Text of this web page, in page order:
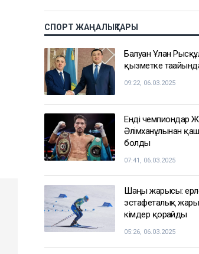
СПОРТ ЖАҢАЛЫҚТАРЫ
Балуан Ұлан
қызметке
09:22, 06.03.2025
Енді чемпиондар
Әлімханұлынан
болды
07:41, 06.03.2025
Шаңғы жарысы:
эстафеталық
кімдер қорғайды
05:26, 06.03.2025